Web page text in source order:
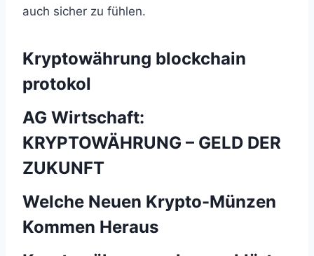
auch sicher zu fühlen.
Kryptowährung blockchain
protokol
AG Wirtschaft:
KRYPTOWÄHRUNG – GELD DER
ZUKUNFT
Welche Neuen Krypto-Münzen
Kommen Heraus